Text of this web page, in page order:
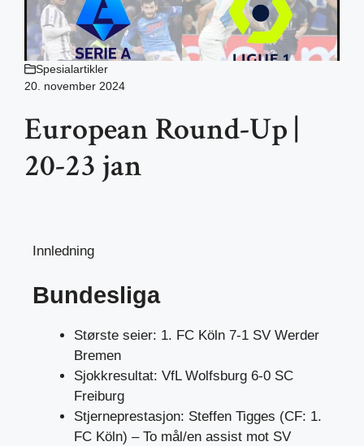
Spesialartikler
20. november 2024
European Round-Up |
20-23 jan
Innledning
Bundesliga
Største seier: 1. FC Köln 7-1 SV Werder
Bremen
Sjokkresultat: VfL Wolfsburg 6-0 SC
Freiburg
Stjerneprestasjon: Steffen Tigges (CF: 1.
FC Köln) – To mål/en assist mot SV